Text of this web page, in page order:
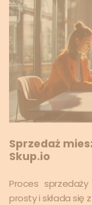
Sprzedaż
Skup.io
Proces
prosty i składa się